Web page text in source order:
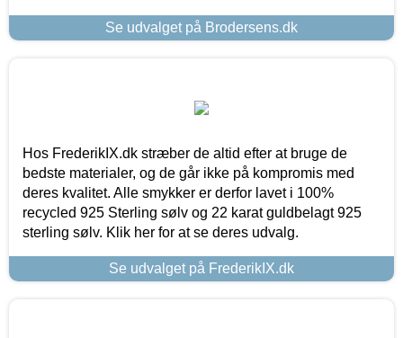
Se udvalget på Brodersens.dk
Hos FrederikIX.dk stræber de altid efter at bruge de
bedste materialer, og de går ikke på kompromis med
deres kvalitet. Alle smykker er derfor lavet i 100%
recycled 925 Sterling sølv og 22 karat guldbelagt 925
sterling sølv. Klik her for at se deres udvalg.
Se udvalget på FrederikIX.dk